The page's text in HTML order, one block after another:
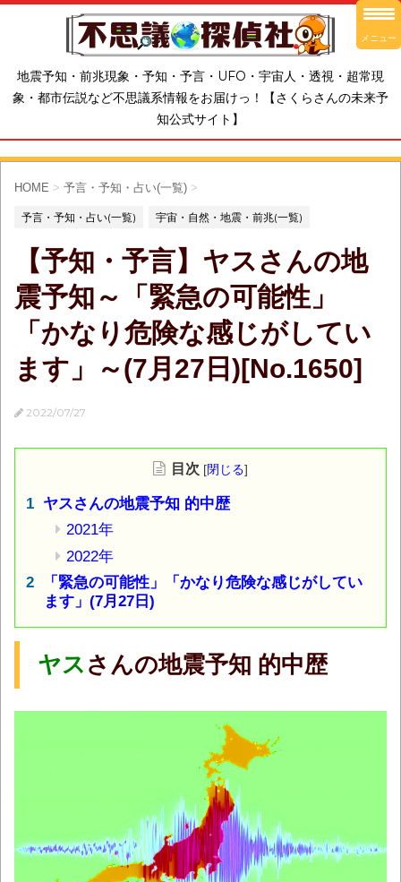
地震予知・前兆現象・予知・予言・UFO・宇宙人・透視・超常現
象・都市伝説など不思議系情報をお届けっ！【さくらさんの未来予
知公式サイト】
HOME > 予言・予知・占い(一覧) >
予言・予知・占い(一覧) 宇宙・自然・地震・前兆(一覧)
【予知・予言】ヤスさんの地
震予知～「緊急の可能性」
「かなり危険な感じがしてい
ます」～(7月27日)[No.1650]
2022/07/27
目次 [閉じる]
ヤスさんの地震予知 的中歴
2021年
2022年
「緊急の可能性」「かなり危険な感じがしてい
ます」(7月27日)
ヤス さんの地震予知 的中歴
メニュー